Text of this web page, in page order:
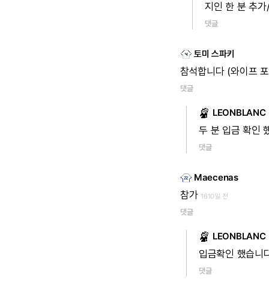
지인 한 분 추가
댓글
토미 스파키
참석합니다 (와이프
댓글
LEONBLANC
두 분 입금 확인
댓글
Maecenas
참가 1610일 전
댓글
LEONBLANC
입금확인 했습니
댓글